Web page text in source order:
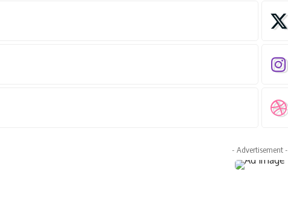
- Advertisement -